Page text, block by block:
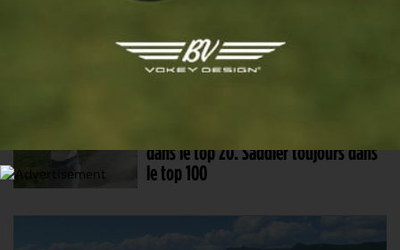
dans le top 20. Saddier toujours dans
le top 100